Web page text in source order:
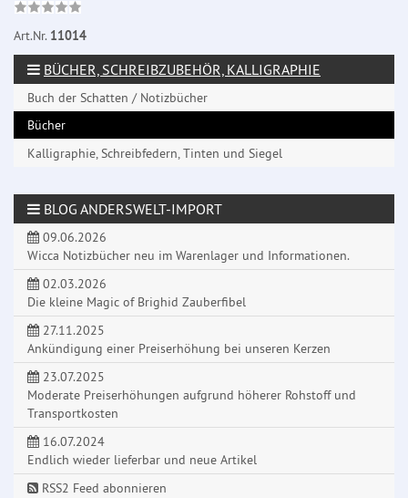
Art.Nr. 11014
BÜCHER, SCHREIBZUBEHÖR, KALLIGRAPHIE
Buch der Schatten / Notizbücher
Bücher
Kalligraphie, Schreibfedern, Tinten und Siegel
BLOG ANDERSWELT-IMPORT
09.06.2026
Wicca Notizbücher neu im Warenlager und Informationen.
02.03.2026
Die kleine Magic of Brighid Zauberfibel
27.11.2025
Ankündigung einer Preiserhöhung bei unseren Kerzen
23.07.2025
Moderate Preiserhöhungen aufgrund höherer Rohstoff und
Transportkosten
16.07.2024
Endlich wieder lieferbar und neue Artikel
RSS2 Feed abonnieren